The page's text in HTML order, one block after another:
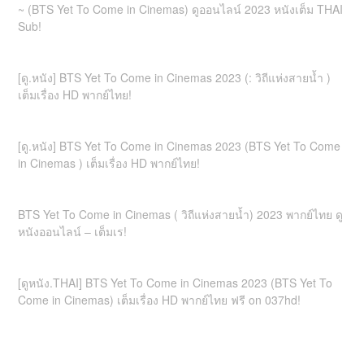
~ (BTS Yet To Come in Cinemas) ดูออนไลน์ 2023 หนังเต็ม THAI
Sub!
[ดู.หนัง] BTS Yet To Come in Cinemas 2023 (: วิถีแห่งสายน้ำ )
เต็มเรื่อง HD พากย์ไทย!
[ดู.หนัง] BTS Yet To Come in Cinemas 2023 (BTS Yet To Come
in Cinemas ) เต็มเรื่อง HD พากย์ไทย!
BTS Yet To Come in Cinemas ( วิถีแห่งสายน้ำ) 2023 พากย์ไทย ดู
หนังออนไลน์ – เต็มเร!
[ดูหนัง.THAI] BTS Yet To Come in Cinemas 2023 (BTS Yet To
Come in Cinemas) เต็มเรื่อง HD พากย์ไทย ฟรี on 037hd!